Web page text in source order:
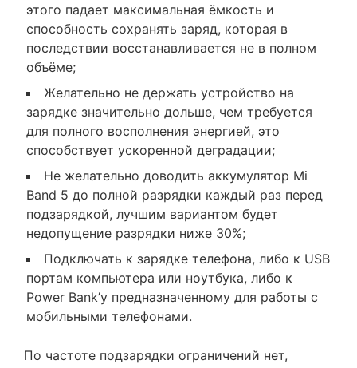
этого падает максимальная ёмкость и
способность сохранять заряд, которая в
последствии восстанавливается не в полном
объёме;
Желательно не держать устройство на
зарядке значительно дольше, чем требуется
для полного восполнения энергией, это
способствует ускоренной деградации;
Не желательно доводить аккумулятор Mi
Band 5 до полной разрядки каждый раз перед
подзарядкой, лучшим вариантом будет
недопущение разрядки ниже 30%;
Подключать к зарядке телефона, либо к USB
портам компьютера или ноутбука, либо к
Power Bank’у предназначенному для работы с
мобильными телефонами.
По частоте подзарядки ограничений нет,